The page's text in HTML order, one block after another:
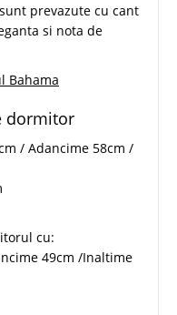
prevazute cu cant
si nota de
Bahama
dormitor
/ Adancime 58cm /
cu:
49cm /Inaltime